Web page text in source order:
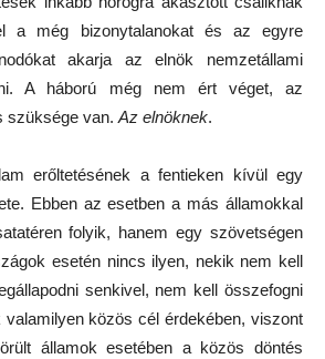
a még bizonytalanokat és az egyre
akarja az elnök nemzetállami
A háború még nem ért véget, az
szüksége van. Az elnöknek.
erőltetésének a fentieken kívül egy
Ebben az esetben a más államokkal
folyik, hanem egy szövetségen
esetén nincs ilyen, nekik nem kell
senkivel, nem kell összefogni
közös cél érdekében, viszont
államok esetében a közös döntés